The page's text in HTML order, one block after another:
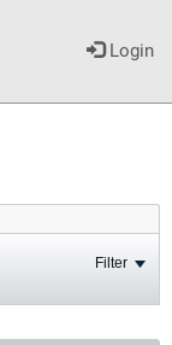
Login
Filter